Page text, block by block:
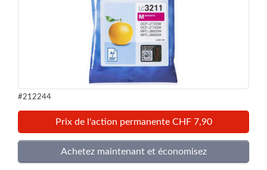
#212244
Prix de l'action permanente CHF 7,90